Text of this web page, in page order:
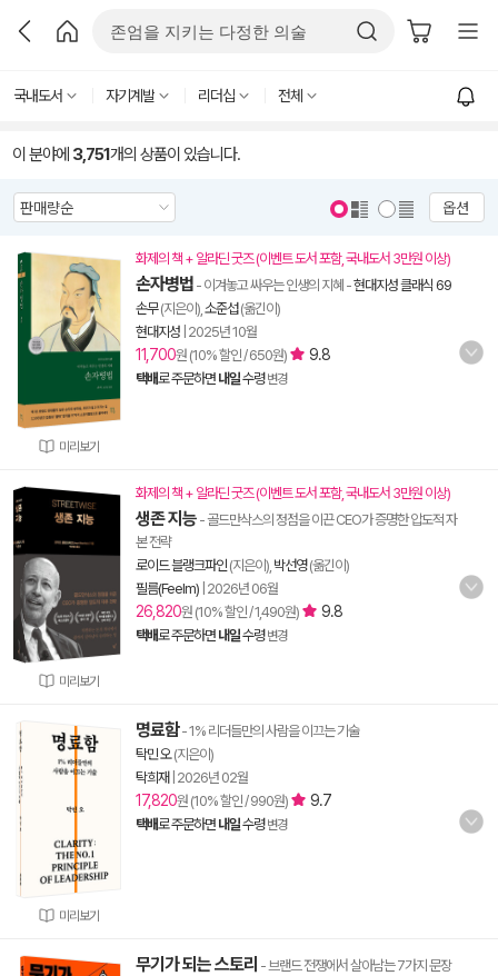
국내도서 자기계발 리더십 전체
이 분야에 3,751개의 상품이 있습니다.
옵션
미리보기
화제의 책 + 알라딘 굿즈 (이벤트 도서 포함, 국내도서 3만원 이상)
손자병법 - 이겨놓고 싸우는 인생의 지혜 -현대지성 클래식 69
손무(지은이), 소준섭(옮긴이)
현대지성 2025년 10월
11,700원 (10% 할인 / 650원) 9.8
택배로 주문하면 내일수령 변경
미리보기
화제의 책 + 알라딘 굿즈 (이벤트 도서 포함, 국내도서 3만원 이상)
생존 지능 - 골드만삭스의 정점을 이끈 CEO가 증명한 압도적 자
본 전략
로이드 블랭크파인 (지은이), 박선영(옮긴이)
필름(Feelm) 2026년 06월
26,820원 (10% 할인 / 1,490원) 9.8
택배로 주문하면 내일수령 변경
미리보기
명료함- 1% 리더들만의 사람을 이끄는 기술
탁민 오(지은이)
탁희재 2026년 02월
17,820원 (10% 할인 / 990원) 9.7
택배로 주문하면 내일수령 변경
무기가 되는 스토리 - 브랜드 전쟁에서 살아남는 7가지 문장